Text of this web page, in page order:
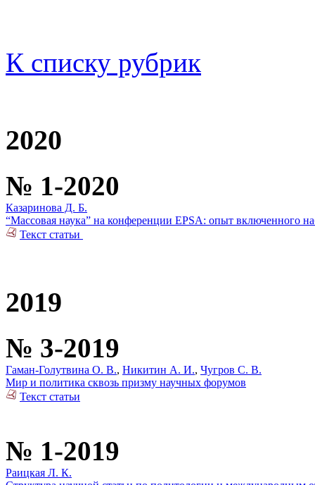
К списку рубрик
2020
№ 1-2020
Казаринова Д. Б.
“Массовая наука” на конференции ЕPSA: опыт включенного
Текст статьи
2019
№ 3-2019
Гаман-Голутвина О. В., Никитин А. И., Чугров С. В.
Мир и политика сквозь призму научных форумов
Текст статьи
№ 1-2019
Раицкая Л. К.